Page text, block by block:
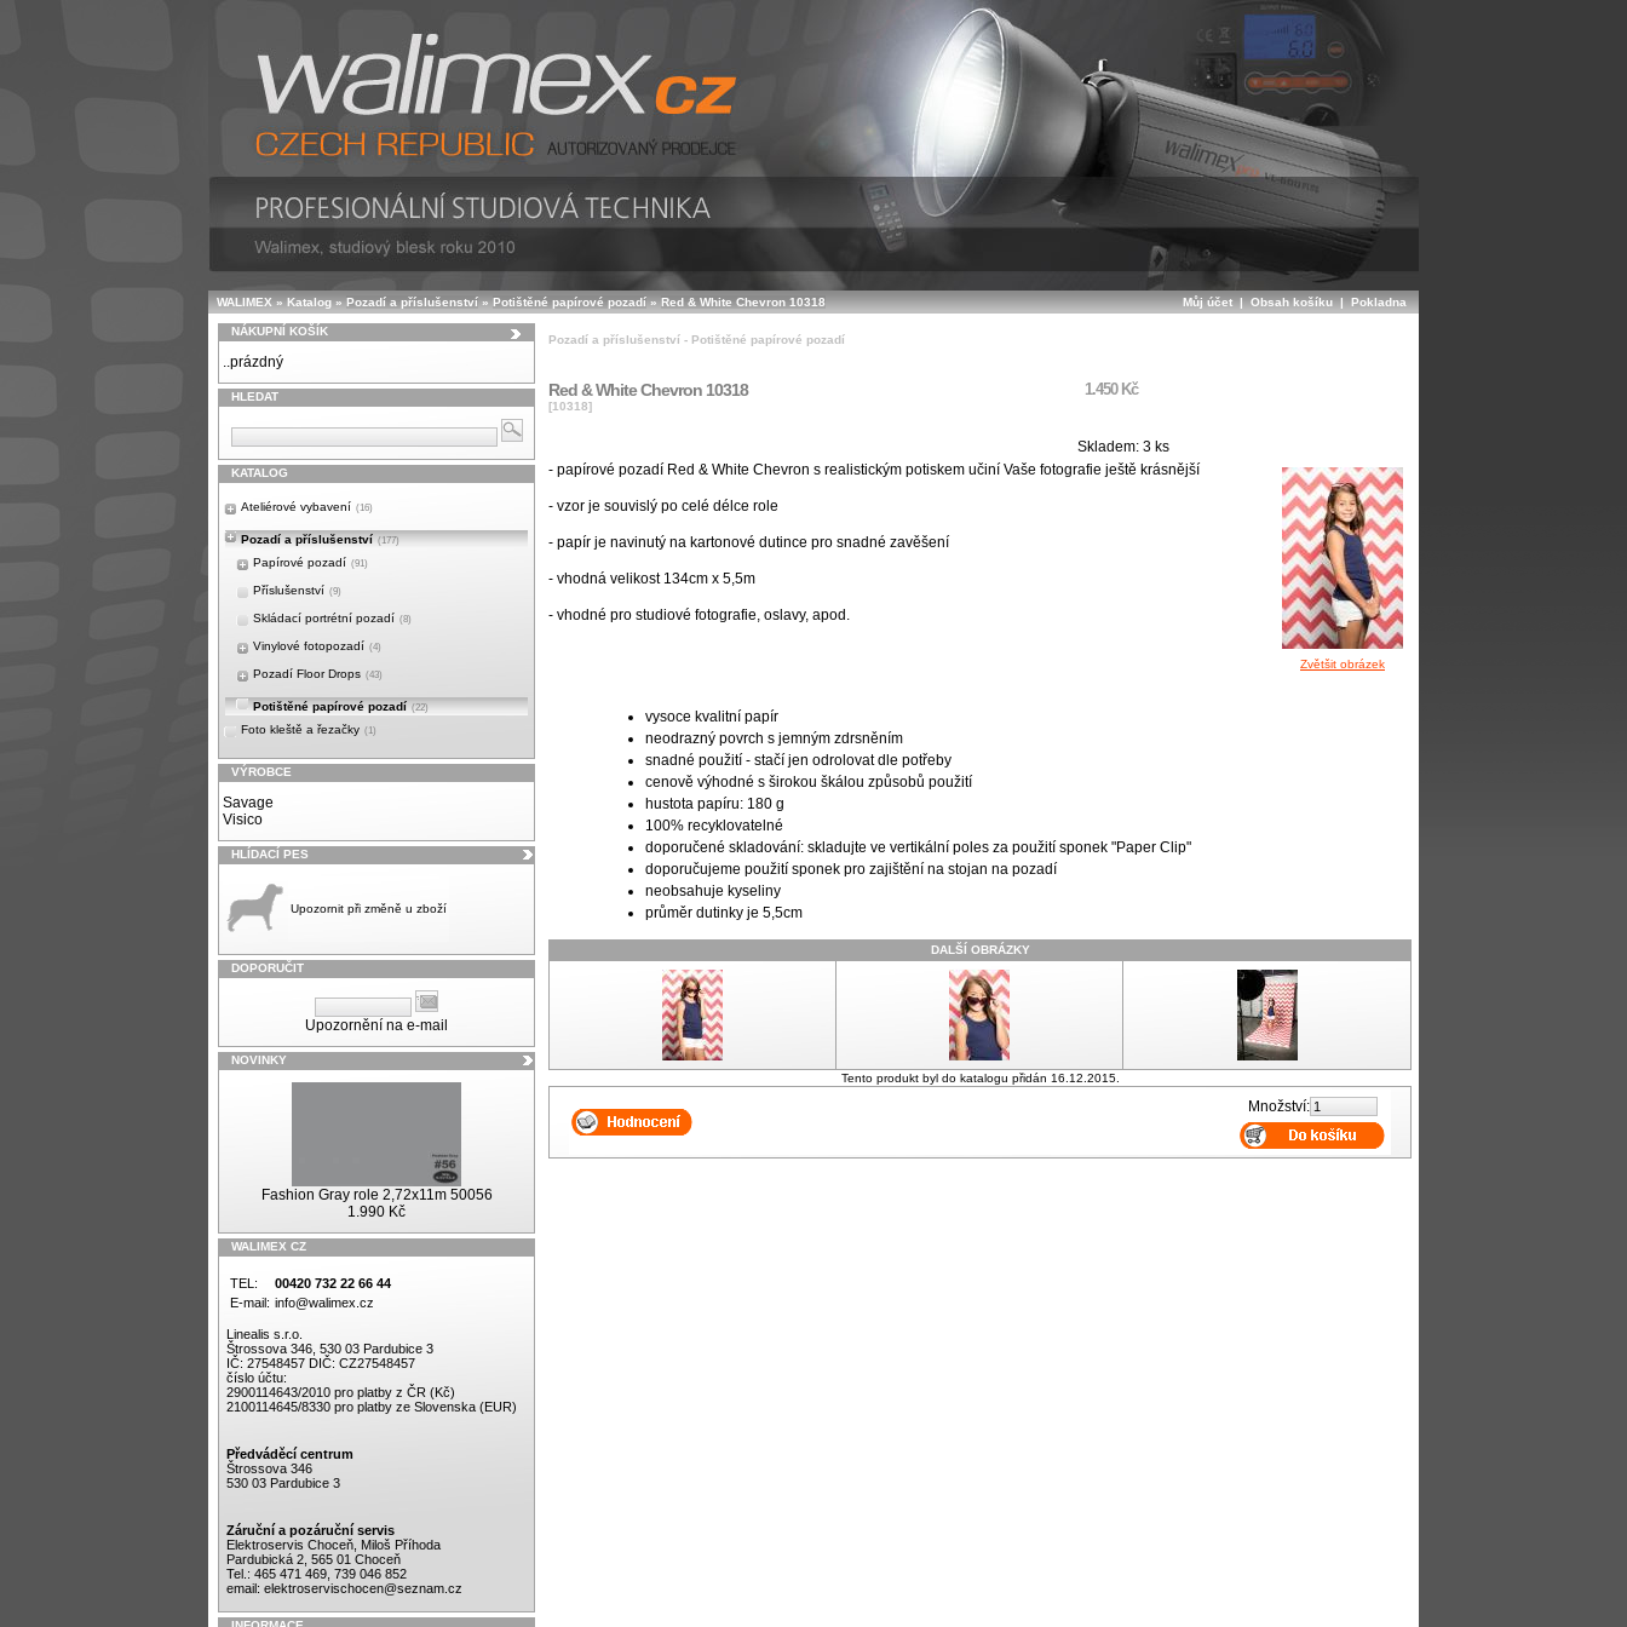
WALIMEX » Katalog » Pozadí a příslušenství » Potištěné papírové pozadí » Red & White Chevron 10318 Můj účet| Obsah košíku | Pokladna
NÁKUPNÍ KOŠÍK
..prázdný
HLEDAT
KATALOG
Ateliérové vybavení (16)
Pozadí a příslušenství (177)
Papírové pozadí (91)
Příslušenství (9)
Skládací portrétní pozadí (8)
Vinylové fotopozadí (4)
Pozadí Floor Drops (43)
Potištěné papírové pozadí (22)
Foto kleště a řezačky (1)
VÝROBCE
Savage
Visico
HLÍDACÍ PES
Upozornit při změně u zboží
DOPORUČIT
Upozornění na e-mail
NOVINKY
Fashion Gray role 2,72x11m 50056
1.990 Kč
WALIMEX CZ
TEL:
00420 732 22 66 44
E-mail: info@walimex.cz
Linealis s.r.o.
Štrossova 346, 530 03 Pardubice 3
IČ: 27548457 DIČ: CZ27548457
číslo účtu:
2900114643/2010 pro platby z ČR (Kč)
2100114645/8330 pro platby ze Slovenska (EUR)
Předváděcí centrum
Štrossova 346
530 03 Pardubice 3
Záruční a pozáruční servis
Elektroservis Choceň, Miloš Příhoda
Pardubická 2, 565 01 Choceň
Tel.: 465 471 469, 739 046 852
email: elektroservischocen@seznam.cz
Pozadí a příslušenství - Potištěné papírové pozadí
Red & White Chevron 10318
[10318]
1.450 Kč
Skladem: 3 ks
Zvětšit obrázek
- papírové pozadí Red & White Chevron s realistickým potiskem učiní Vaše fotografie ještě krásnější
- vzor je souvislý po celé délce role
- papír je navinutý na kartonové dutince pro snadné zavěšení
- vhodná velikost 134cm x 5,5m
- vhodné pro studiové fotografie, oslavy, apod.
vysoce kvalitní papír
neodrazný povrch s jemným zdrsněním
snadné použití - stačí jen odrolovat dle potřeby
cenově výhodné s širokou škálou způsobů použití
hustota papíru: 180 g
100% recyklovatelné
doporučené skladování: skladujte ve vertikální poles za použití sponek "Paper Clip"
doporučujeme použití sponek pro zajištění na stojan na pozadí
neobsahuje kyseliny
průměr dutinky je 5,5cm
DALŠÍ OBRÁZKY
Tento produkt byl do katalogu přidán 16.12.2015.
Množství: